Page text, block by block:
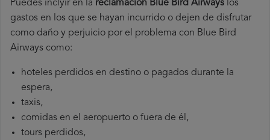
Puedes inclyir en la reclamación Blue Bird Airways los
gastos en los que se hayan incurrido o dejen de disfrutar
como daño y perjuicio por el problema con Blue Bird
Airways como:
hoteles perdidos en destino o pagados durante la
espera,
taxis,
comidas en el aeropuerto o fuera de él,
tours perdidos,